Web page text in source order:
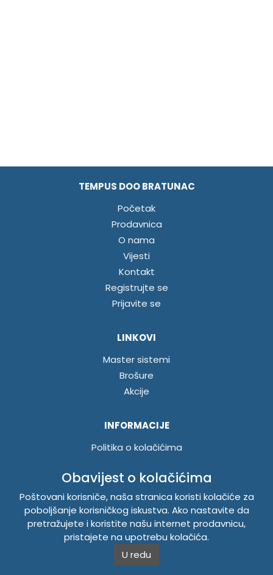
TEMPUS DOO BRATUNAC
Početak
Prodavnica
O nama
Vijesti
Kontakt
Registrujte se
Prijavite se
LINKOVI
Master sistemi
Brošure
Akcije
INFORMACIJE
Politika o kolačićima
Politika privatnosti
TEMPUS DOO BRATUNAC
Svetog Save bb, 75420 Bratunac, Bosna i Hercegovina
+38756/260-051
Mobilni+38765/357-215
Obavijest o kolačićima
Poštovani korisniče, naša stranica koristi kolačiće za
poboljšanje korisničkog iskustva. Ako nastavite da
pretražujete i koristite našu internet prodavnicu,
pristajete na upotrebu kolačića.
U redu